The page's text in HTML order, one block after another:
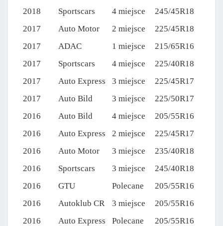
2018
Sportscars 4 miejsce
245/45R18
2017
Auto Motor 2 miejsce
225/45R18
2017
ADAC 1 miejsce
215/65R16
2017
Sportscars 4 miejsce
225/40R18
2017
Auto Express 3 miejsce
225/45R17
2017
Auto Bild 3 miejsce
225/50R17
2016
Auto Bild 4 miejsce
205/55R16
2016
Auto Express 2 miejsce
225/45R17
2016
Auto Motor 3 miejsce
235/40R18
2016
Sportscars 3 miejsce
245/40R18
2016
GTU Polecane
205/55R16
2016
Autoklub CR 3 miejsce
205/55R16
2016
Auto Express Polecane
205/55R16